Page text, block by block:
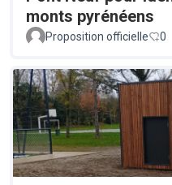
monts pyrénéens
Proposition officielle 0